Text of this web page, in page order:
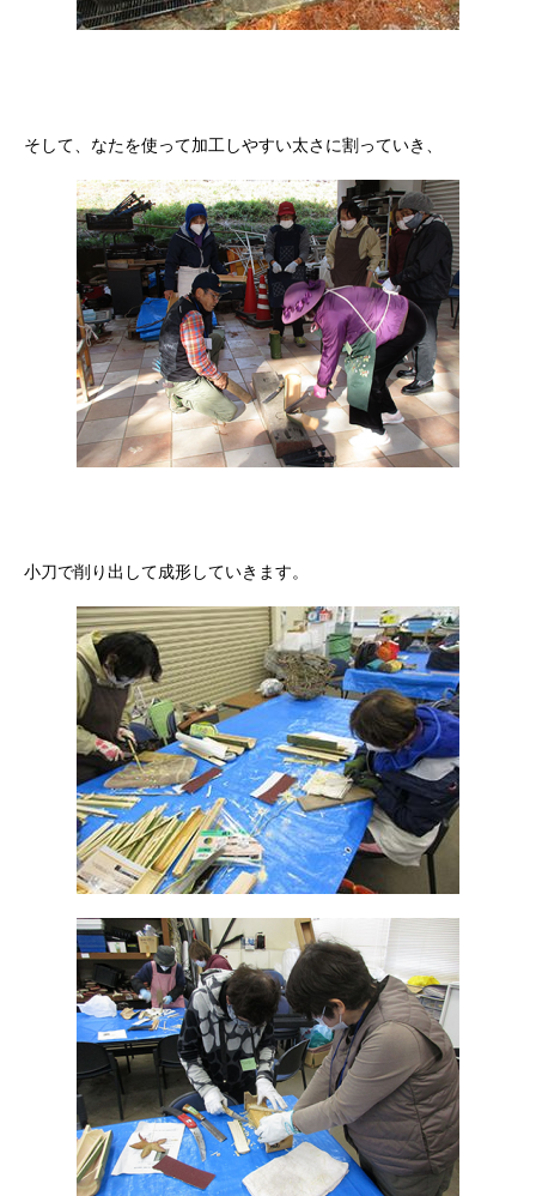
そして、なたを使って加工しやすい太さに割っていき、
小刀で削り出して成形していきます。